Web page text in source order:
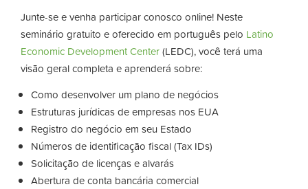
Junte-se e venha participar conosco online! Neste
seminário gratuito e oferecido em português pelo Latino
Economic Development Center(LEDC), você terá uma
visão geral completa e aprenderá sobre:
Como desenvolver um plano de negócios
Estruturas jurídicas de empresas nos EUA
Registro do negócio em seu Estado
Números de identificação fiscal (Tax IDs)
Solicitação de licenças e alvarás
Abertura de conta bancária comercial